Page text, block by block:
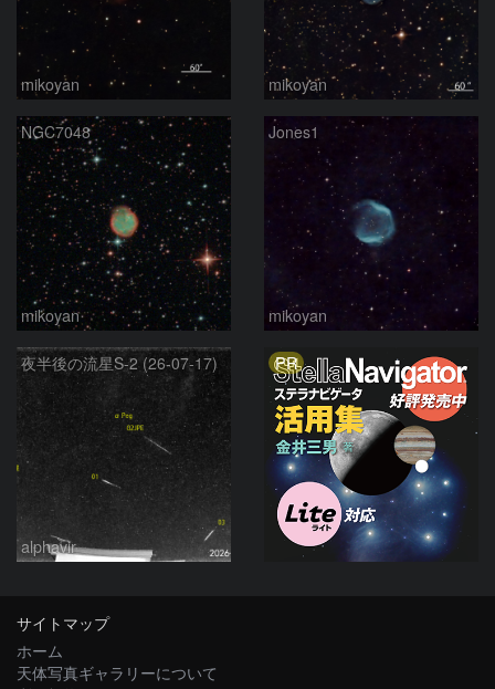
mikoyan mikoyan
NGC7048
mikoyan
Jones1
mikoyan
夜半後の流星S-2 (26-07-17)
alphavir
PR
サイトマップ
ホーム
天体写真ギャラリーについて